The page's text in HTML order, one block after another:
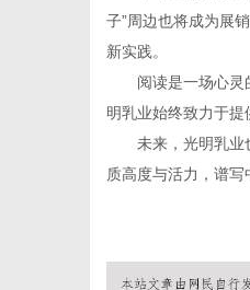
子”周边也将成为展
新实践。
阅读是一场心
明乳业始终致力于提
未来，光明乳业
质高度与活力，谱写